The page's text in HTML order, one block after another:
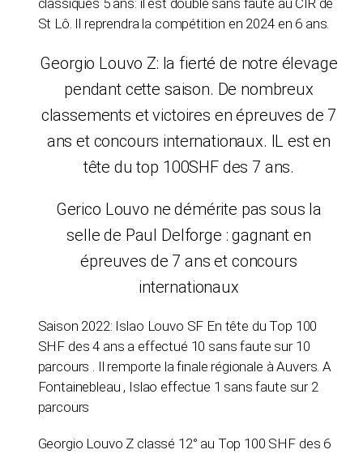
St Lô. Il reprendra la compétition en 2024 en 6 ans.
Georgio Louvo Z: la fierté de notre élevage
pendant cette saison. De nombreux
classements et victoires en épreuves de 7
ans et concours internationaux. IL est en
tête du top 100SHF des 7 ans.
Gerico Louvo ne démérite pas sous la
selle de Paul Delforge : gagnant en
épreuves de 7 ans et concours
internationaux
Saison 2022: Islao Louvo SF En tête du Top 100
SHF des 4 ans a effectué 10 sans faute sur 10
parcours . Il remporte la finale régionale à Auvers. A
Fontainebleau , Islao effectue 1 sans faute sur 2
parcours
Georgio Louvo Z classé 12° au Top 100 SHF des 6